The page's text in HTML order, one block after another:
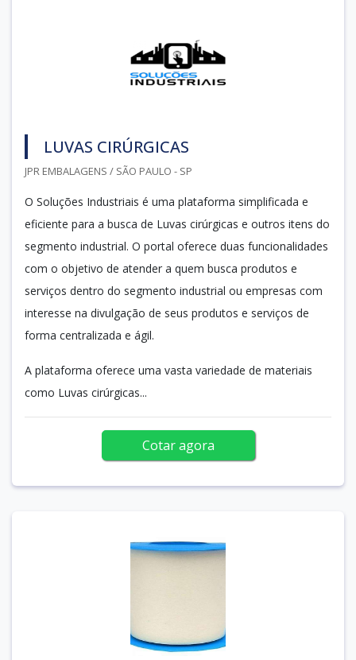
LUVAS CIRÚRGICAS
JPR EMBALAGENS / SÃO PAULO - SP
O Soluções Industriais é uma plataforma simplificada e
eficiente para a busca de Luvas cirúrgicas e outros itens do
segmento industrial. O portal oferece duas funcionalidades
com o objetivo de atender a quem busca produtos e
serviços dentro do segmento industrial ou empresas com
interesse na divulgação de seus produtos e serviços de
forma centralizada e ágil.
A plataforma oferece uma vasta variedade de materiais
como Luvas cirúrgicas...
Cotar agora